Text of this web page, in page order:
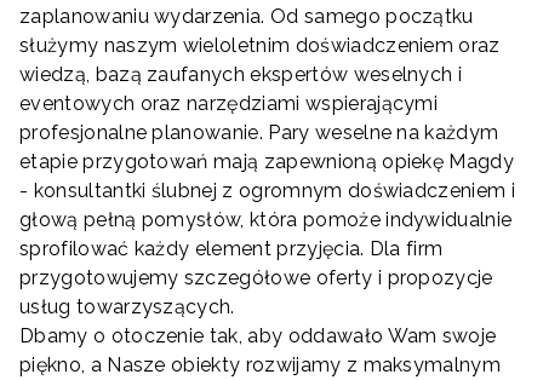
zaplanowaniu wydarzenia. Od samego początku
służymy naszym wieloletnim doświadczeniem oraz
wiedzą, bazą zaufanych ekspertów weselnych i
eventowych oraz narzędziami wspierającymi
profesjonalne planowanie. Pary weselne na każdym
etapie przygotowań mają zapewnioną opiekę Magdy
- konsultantki ślubnej z ogromnym doświadczeniem i
głową pełną pomysłów, która pomoże indywidualnie
sprofilować każdy element przyjęcia. Dla firm
przygotowujemy szczegółowe oferty i propozycje
usług towarzyszących.
Dbamy o otoczenie tak, aby oddawało Wam swoje
piękno, a Nasze obiekty rozwijamy z maksymalnym